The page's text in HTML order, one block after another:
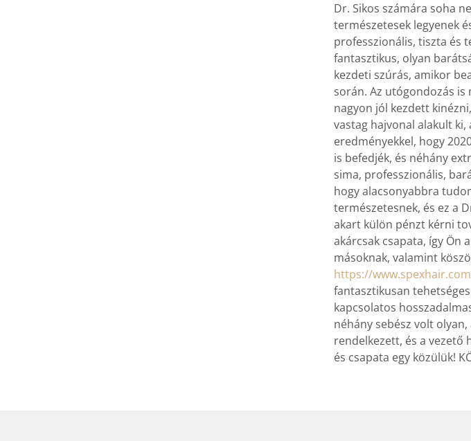
Dr. Sikos számára soha
természetesek legyenek
professzionális, tiszta és
fantasztikus, olyan
kezdeti szúrás, amikor
során. Az utógondozás is
nagyon jól kezdett
vastag hajvonal alakult
eredményekkel, hogy
is befedjék, és néhány
sima, professzionális,
hogy alacsonyabbra
természetesnek, és ez a
akart külön pénzt kérni
akárcsak csapata, így Ön
másoknak, valamint
https://
fantasztikusan
kapcsolatos
néhány sebész volt
rendelkezett, és a vezető
és csapata egy közülük!